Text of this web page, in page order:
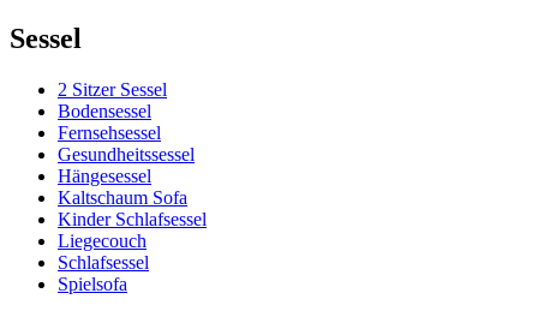
Sessel
2 Sitzer Sessel
Bodensessel
Fernsehsessel
Gesundheitssessel
Hängesessel
Kaltschaum Sofa
Kinder Schlafsessel
Liegecouch
Schlafsessel
Spielsofa